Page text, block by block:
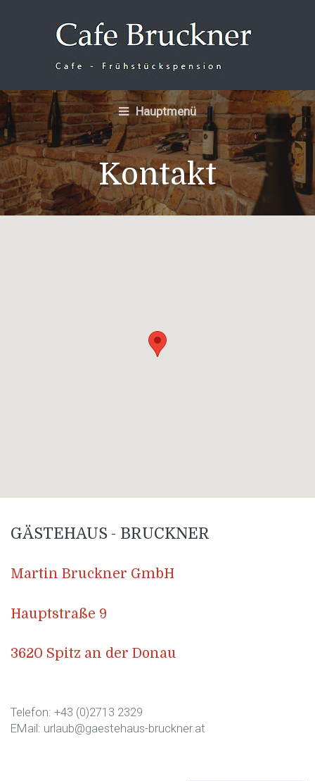
Hauptmenü
Kontakt
GÄSTEHAUS - BRUCKNER
Martin Bruckner GmbH
Hauptstraße 9
3620 Spitz an der Donau
Telefon: +43 (0)2713 2329
EMail: urlaub@gaestehaus-bruckner.at